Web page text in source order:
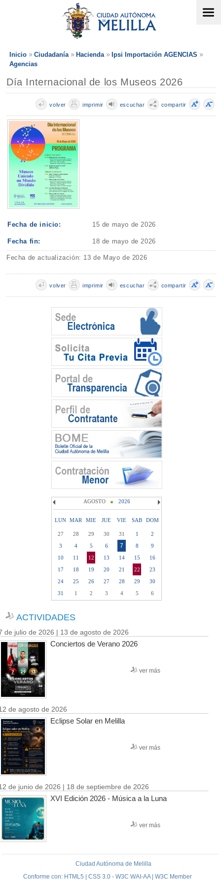
Inicio Ciudadanía Hacienda
Ipsi Importación AGENCIAS
Agencias
Día Internacional de los Museos 2026
compartir
escuchar
imprimir
volver
Fecha de inicio: 15 de mayo de 2026
Fecha fin: 18 de mayo de 2026
Fecha de actualización: 13 de Mayo de 2026
compartir
escuchar
imprimir
volver
AGOSTO 2026
LUN MAR MIE JUE VIE SAB DOM
27 28 29 30 31 1
2
3
4 5 6 7 8
9
10
11 12 13 14 15
16
17
18 19 20 21 22
23
24
25 26 27 28 29
30
31
1 2 3 4 5 6
ACTIVIDADES
de julio de 2026 | 13 de agosto de 2026
Conciertos de Verano 2026
ver más
de agosto de 2026
Eclipse Solar en Melilla
ver más
de junio de 2026 | 18 de septiembre de 2026
XVI Edición 2026 - Música a la Luna
ver más
Ciudad Autónoma de Melilla
Conforme con: HTML5 | CSS 3.0 - W3C WAI-AA | W3C Member